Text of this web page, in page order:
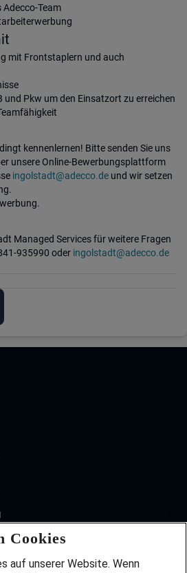
Team
mit Frontstaplern und auch
und Pkw um den Einsatzort zu erreichen
kennenlernen! Bitte senden Sie uns
unsere Online-Bewerbungsplattform
ingolstadt@adecco.de und wir setzen
Managed Services für weitere Fragen
935990 oder ingolstadt@adecco.de
Cookies
auf unserer Website. Wenn